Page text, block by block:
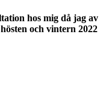
hos mig då jag av
och vintern 2022